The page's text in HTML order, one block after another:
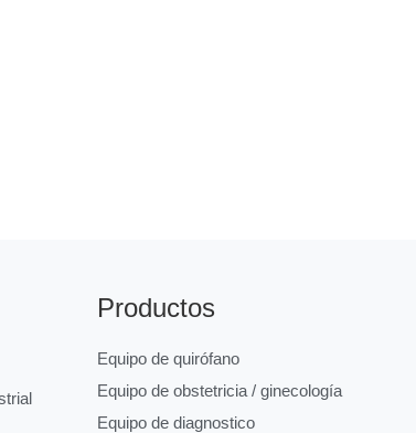
Productos
Equipo de quirófano
Equipo de obstetricia / ginecología
Equipo de diagnostico